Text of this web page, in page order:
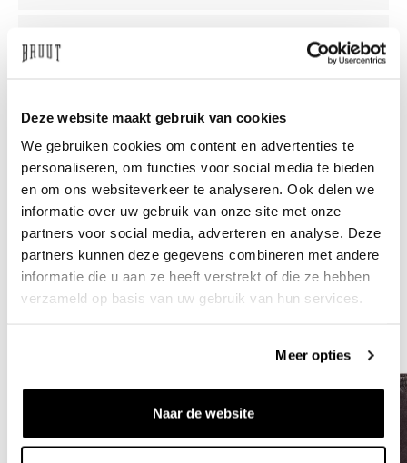
Deze website maakt gebruik van cookies
We gebruiken cookies om content en advertenties te
personaliseren, om functies voor social media te bieden
en om ons websiteverkeer te analyseren. Ook delen we
informatie over uw gebruik van onze site met onze
partners voor social media, adverteren en analyse. Deze
partners kunnen deze gegevens combineren met andere
informatie die u aan ze heeft verstrekt of die ze hebben
verzameld op basis van uw gebruik van hun services.
Meer opties
Naar de website
Need help?We're glad to help
info@bruut.nl Live chat Whatsapp
About this product
Shipment and returns
Related products